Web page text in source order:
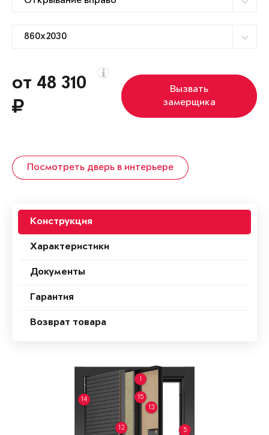
от 48 310
Вызвать
замерщика
Посмотреть дверь в интерьере
Конструкция
Характеристики
Документы
Гарантия
Возврат товара
1
5
12
13
14 15